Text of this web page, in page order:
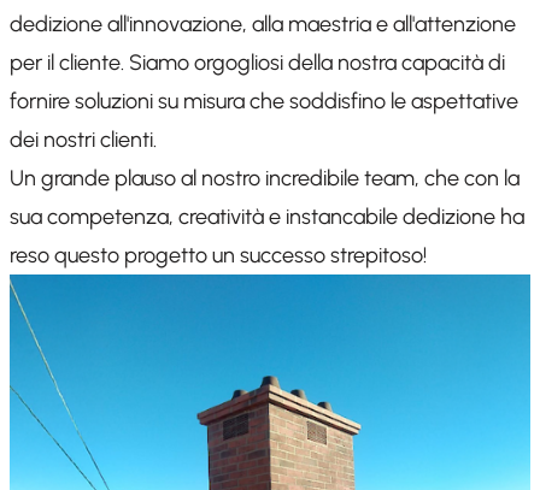
dedizione all'innovazione, alla maestria e all'attenzione
per il cliente. Siamo orgogliosi della nostra capacità di
fornire soluzioni su misura che soddisfino le aspettative
dei nostri clienti.
Un grande plauso al nostro incredibile team, che con la
sua competenza, creatività e instancabile dedizione ha
reso questo progetto un successo strepitoso!